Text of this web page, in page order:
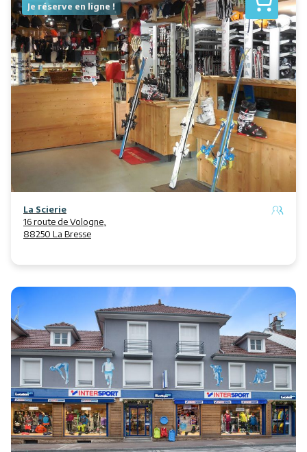
Je réserve en ligne !
La Scierie
16 route de Vologne,
88250 La Bresse